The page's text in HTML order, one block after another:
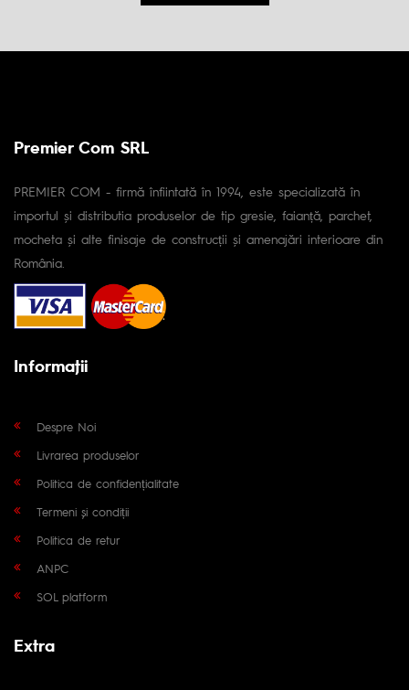
Premier Com SRL
PREMIER COM - firmă înfiintată în 1994, este specializată în
importul și distributia produselor de tip gresie, faianță, parchet,
mocheta și alte finisaje de construcții și amenajări interioare din
România.
Informaţii
Despre Noi
Livrarea produselor
Politica de confidențialitate
Termeni și condiții
Politica de retur
ANPC
SOL platform
Extra